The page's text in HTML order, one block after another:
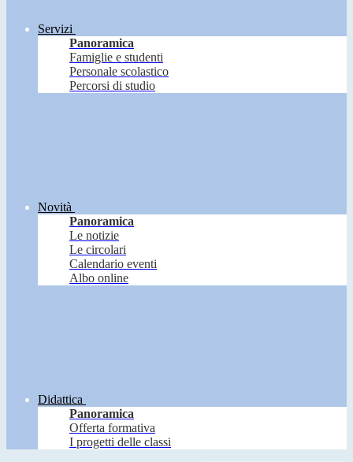
Servizi
Panoramica
Famiglie e studenti
Personale scolastico
Percorsi di studio
Novità
Panoramica
Le notizie
Le circolari
Calendario eventi
Albo online
Didattica
Panoramica
Offerta formativa
I progetti delle classi